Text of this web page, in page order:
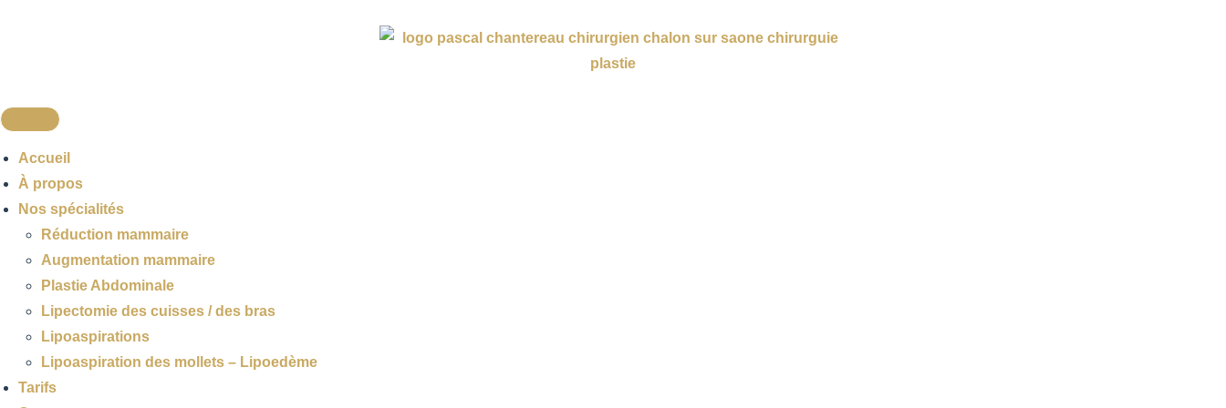
Accueil
À propos
Nos spécialités
Réduction mammaire
Augmentation mammaire
Plastie Abdominale
Lipectomie des cuisses / des bras
Lipoaspirations
Lipoaspiration des mollets – Lipoedème
Tarifs